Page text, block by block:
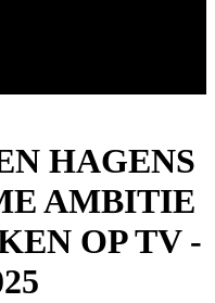
HAGENS
AMBITIE
OP TV -